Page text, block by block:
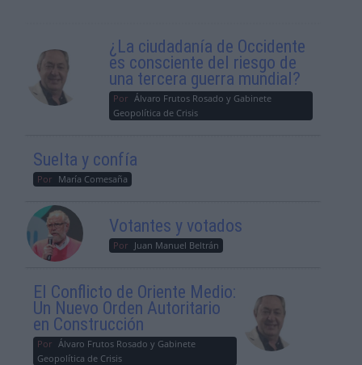
¿La ciudadanía de Occidente
es consciente del riesgo de
una tercera guerra mundial?
Por Álvaro Frutos Rosado y Gabinete
Geopolítica de Crisis
Suelta y confía
Por María Comesaña
Votantes y votados
Por Juan Manuel Beltrán
El Conflicto de Oriente Medio:
Un Nuevo Orden Autoritario
en Construcción
Por Álvaro Frutos Rosado y Gabinete
Geopolítica de Crisis